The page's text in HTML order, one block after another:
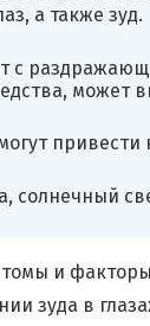
а также зуд.
с
может
и
зуда в